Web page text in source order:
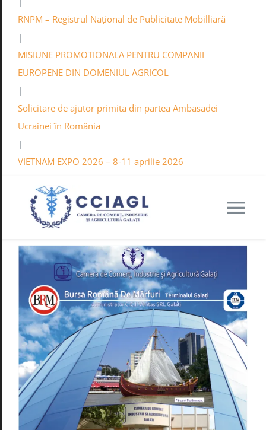
RNPM – Registrul Național de Publicitate Mobilliară
|
MISIUNE PROMOTIONALA PENTRU COMPANII
EUROPENE DIN DOMENIUL AGRICOL
|
Solicitare de ajutor primita din partea Ambasadei
Ucrainei în România
|
VIETNAM EXPO 2026 – 8-11 aprilie 2026
Noutăți
B.R.M. –
E.E.N
Arbitraj